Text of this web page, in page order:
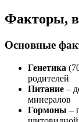
Факторы,
Основные
Генетика
родителей
Питание –
минералов
Гормоны –